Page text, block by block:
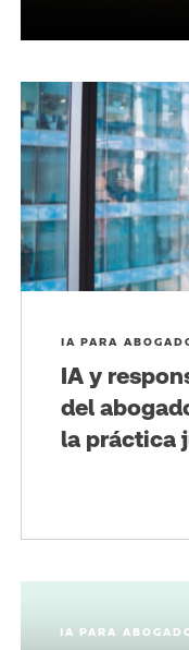
IA PARA
IA y
del
la práctica
IA PARA